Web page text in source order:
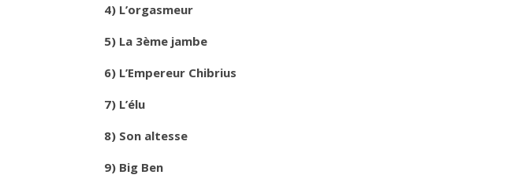
4) L’orgasmeur
5) La 3ème jambe
6) L’Empereur Chibrius
7) L’élu
8) Son altesse
9) Big Ben